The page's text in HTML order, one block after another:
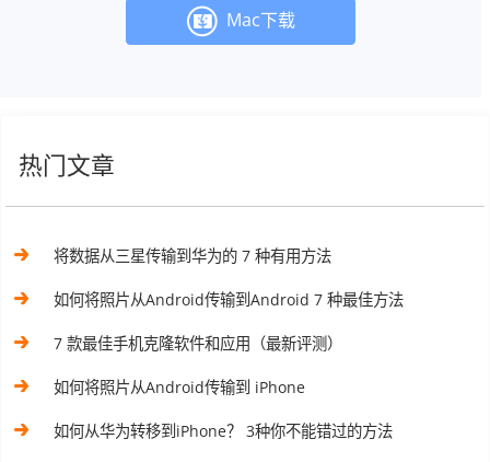
Mac下载
热门文章
将数据从三星传输到华为的 7 种有用方法
如何将照片从Android传输到Android 7 种最佳方法
7 款最佳手机克隆软件和应用（最新评测）
如何将照片从Android传输到 iPhone
如何从华为转移到iPhone？ 3种你不能错过的方法